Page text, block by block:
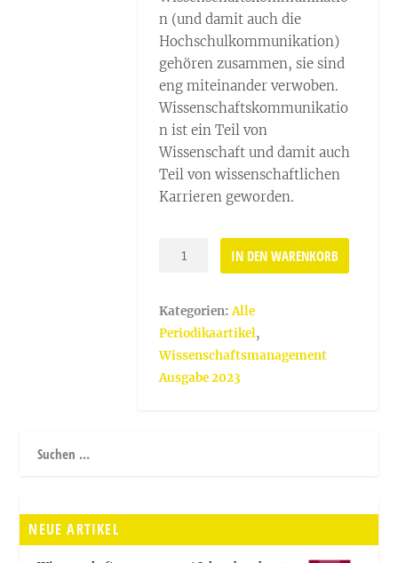
n (und damit auch die
Hochschulkommunikation)
gehören zusammen, sie sind
eng miteinander verwoben.
Wissenschaftskommunikatio
n ist ein Teil von
Wissenschaft und damit auch
Teil von wissenschaftlichen
Karrieren geworden.
Wissenschaftskommunikation
[Digital]
Menge
IN DEN WARENKORB
Kategorien:Alle
Periodikaartikel,
Wissenschaftsmanagement
Ausgabe 2023
NEUE ARTIKEL